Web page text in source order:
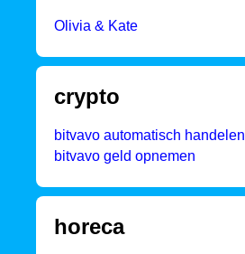
Olivia & Kate
crypto
bitvavo automatisch handelen
bitvavo geld opnemen
horeca